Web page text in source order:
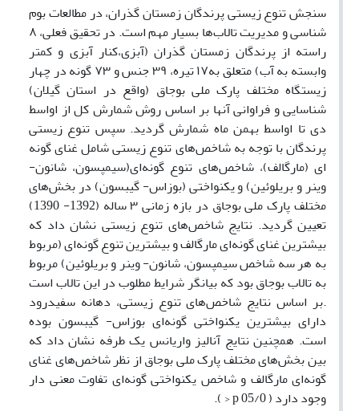
سنجش تنوع زیستی پرندگان زمستان گذران، در مطالعات بوم
شناسی و مدیریت تالاب‌ها بسیار مهم است. در تحقیق فعلی‌، ۸
راسته از پرندگان زمستان گذران (آبزی،کنار آبزی و کمتر
وابسته به آب) متعلق به۱۷ تیره، ۳۹ جنس و ۷۳ گونه در چهار
زیستگاه مختلف پارک ملی بوجاق (واقع در استان گیلان)
شناسایی و فراوانی‌ آنها بر اساس روش شمارش کل از اواسط
دی تا اواسط بهمن ماه شمارش گردید. سپس تنوع زیستی
پرندگان با توجه به شاخص‌های تنوع زیستی‌ شامل غنای گونه
ای (مارگالف)، شاخص‌های تنوع گونه‌ای(سیمپسون، شانون-
وینر و بریلوئین) و یکنواختی (بوزاس- گیبسون) در بخش‌های
مختلف پارک ملی بوجاق در بازه زمانی ۳ ساله (1392- 1390)
تعیین گردید. نتایج شاخص‌های تنوع زیستی نشان داد که
بیشترین غنای گونه‌ای مارگالف و بیشترین تنوع گونه‌ای (مربوط
به هر سه شاخص سیمپسون، شانون- وینر و بریلوئین) مربوط
به تالاب بوجاق بود که بیانگر شرایط مطلوب در این تالاب است
.بر اساس نتایج شاخص‌های تنوع زیستی، دهانه سفیدرود
دارای بیشترین یکنواختی گونه‌ای بوزاس- گیبسون بوده
است. همچنین نتایج آنالیز واریانس یک طرفه نشان داد که
بین بخش‌های مختلف پارک ملی بوجاق از نظر شاخص‌های غنای
گونه‌ای مارگالف و شاخص یکنواختی گونه‌ای تفاوت معنی دار
وجود دارد ( 05/0 p < ).